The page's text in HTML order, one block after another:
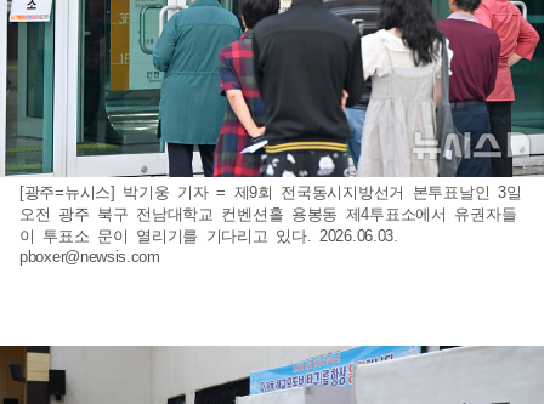
[광주=뉴시스] 박기웅 기자 = 제9회 전국동시지방선거 본투표날인 3일
오전 광주 북구 전남대학교 컨벤션홀 용봉동 제4투표소에서 유권자들
이 투표소 문이 열리기를 기다리고 있다. 2026.06.03.
pboxer@newsis.com